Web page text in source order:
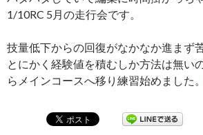
1/10RC 5月の走行会です。
技量低下からの回復がなかなか進まず
とにかく経験値を積むしか方法は無い
らメインコースへ移り練習始めました。